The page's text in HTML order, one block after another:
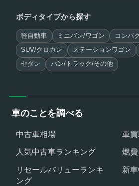
ボディタイプから探す
軽自動車 ミニバン/ワゴン コンパ
SUV/クロカン ステーションワゴン
セダン バン/トラック/その他
車のことを調べる
中古車相場
車
人気中古車ランキング
燃
リセールバリューランキ
ング
新